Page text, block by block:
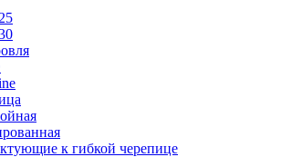
к гибкой черепице